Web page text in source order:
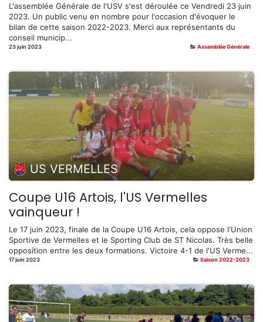
L'assemblée Générale de l'USV s'est déroulée ce Vendredi 23 juin
2023. Un public venu en nombre pour l'occasion d'évoquer le
bilan de cette saison 2022-2023. Merci aux représentants du
conseil municip...
23 juin 2023 Assemblée Générale
US VERMELLES
Coupe U16 Artois, l'US Vermelles
vainqueur !
Le 17 juin 2023, finale de la Coupe U16 Artois, cela oppose l'Union
Sportive de Vermelles et le Sporting Club de ST Nicolas. Très belle
opposition entre les deux formations. Victoire 4-1 de l'US Verme...
17 juin 2023 Saison 2022-2023